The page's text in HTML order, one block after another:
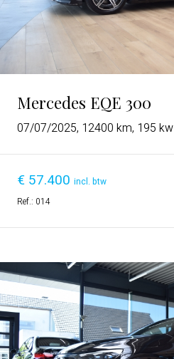
Mercedes EQE 300
07/07/2025, 12400 km, 195 kw
€ 57.400 incl. btw
Ref.: 014